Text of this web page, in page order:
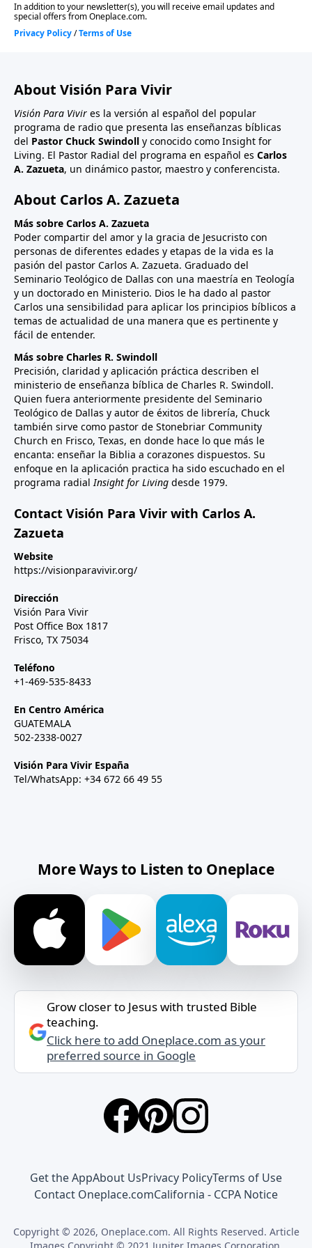
About Visión Para Vivir
Visión Para Vivir es la versión al español del popular
programa de radio que presenta las enseñanzas bíblicas
del Pastor Chuck Swindoll y conocido como Insight for
Living. El Pastor Radial del programa en español es Carlos
A. Zazueta, un dinámico pastor, maestro y conferencista.
About Carlos A. Zazueta
Más sobre Carlos A. Zazueta
Poder compartir del amor y la gracia de Jesucristo con
personas de diferentes edades y etapas de la vida es la
pasión del pastor Carlos A. Zazueta. Graduado del
Seminario Teológico de Dallas con una maestría en Teología
y un doctorado en Ministerio. Dios le ha dado al pastor
Carlos una sensibilidad para aplicar los principios bíblicos a
temas de actualidad de una manera que es pertinente y
fácil de entender.
Más sobre Charles R. Swindoll
Precisión, claridad y aplicación práctica describen el
ministerio de enseñanza bíblica de Charles R. Swindoll.
Quien fuera anteriormente presidente del Seminario
Teológico de Dallas y autor de éxitos de librería, Chuck
también sirve como pastor de Stonebriar Community
Church en Frisco, Texas, en donde hace lo que más le
encanta: enseñar la Biblia a corazones dispuestos. Su
enfoque en la aplicación practica ha sido escuchado en el
programa radialInsight for Living desde 1979.
Contact Visión Para Vivir with Carlos A.
Zazueta
Website
https://visionparavivir.org/
Dirección
Visión Para Vivir
Post Office Box 1817
Frisco, TX 75034
Teléfono
+1-469-535-8433
En Centro América
GUATEMALA
502-2338-0027
Visión Para Vivir España
Tel/WhatsApp: +34 672 66 49 55
More Ways to Listen to Oneplace
Grow closer to Jesus with trusted Bible
teaching.
Click here to add Oneplace.com as your
preferred source in Google
Get the AppAbout UsPrivacy PolicyTerms of Use
Contact Oneplace.comCalifornia - CCPA Notice
Copyright © 2026, Oneplace.com. All Rights Reserved. Article